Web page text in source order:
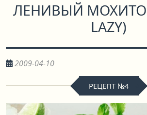
ЛЕНИВЫЙ МОХИТО
LAZY)
2009-04-10
РЕЦЕПТ №4